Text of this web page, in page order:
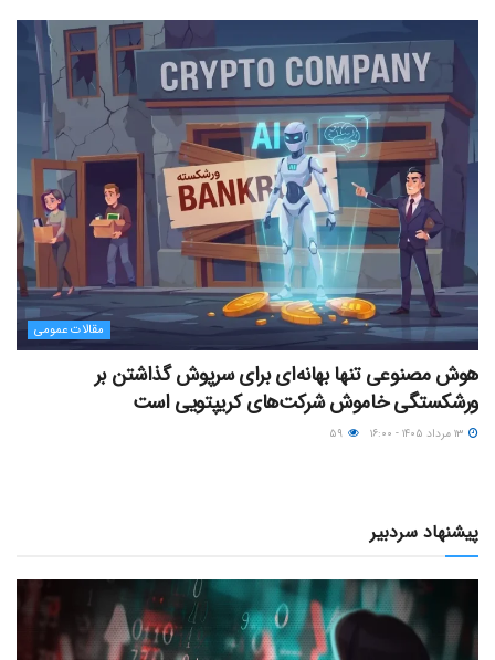
مقالات عمومی
هوش مصنوعی تنها بهانه‌ای برای سرپوش گذاشتن بر
ورشکستگی خاموش شرکت‌های کریپتویی است
پیشنهاد سردبیر